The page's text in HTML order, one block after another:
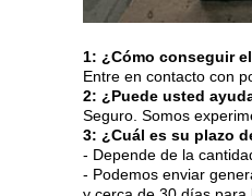
1: ¿Cómo conseguir
Entre en contacto con
2: ¿Puede usted
Seguro. Somos
3: ¿Cuál es su plazo
- Depende de la
- Podemos enviar